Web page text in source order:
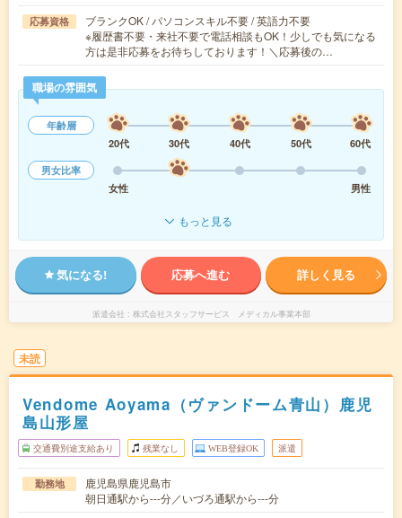
応募資格
ブランクOK / パソコンスキル不要 / 英語力不要
※履歴書不要・来社不要で電話相談もOK！少しでも気になる
方は是非応募をお待ちしております！＼応募後の…
職場の雰囲気
年齢層
20代
30代 40代 50代
60代
男女比率
女性
男性
もっと見る
気になる! 応募へ進む 詳しく見る
派遣会社 株式会社スタッフサービス メディカル事業本部
未読
Vendome Aoyama（ヴァンドーム青山）鹿児
島山形屋
交通費別途支給あり 残業なし WEB登録OK 派遣
勤務地
鹿児島県鹿児島市
朝日通駅から---分／いづろ通駅から---分